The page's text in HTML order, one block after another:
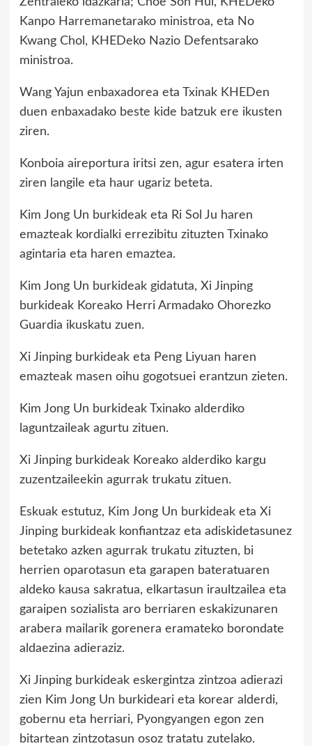
Kanpo Harremanetarako ministroa, eta No
Kwang Chol, KHEDeko Nazio Defentsarako
ministroa.
Wang Yajun enbaxadorea eta Txinak KHEDen
duen enbaxadako beste kide batzuk ere ikusten
ziren.
Konboia aireportura iritsi zen, agur esatera irten
ziren langile eta haur ugariz beteta.
Kim Jong Un burkideak eta Ri Sol Ju haren
emazteak kordialki errezibitu zituzten Txinako
agintaria eta haren emaztea.
Kim Jong Un burkideak gidatuta, Xi Jinping
burkideak Koreako Herri Armadako Ohorezko
Guardia ikuskatu zuen.
Xi Jinping burkideak eta Peng Liyuan haren
emazteak masen oihu gogotsuei erantzun zieten.
Kim Jong Un burkideak Txinako alderdiko
laguntzaileak agurtu zituen.
Xi Jinping burkideak Koreako alderdiko kargu
zuzentzaileekin agurrak trukatu zituen.
Eskuak estutuz, Kim Jong Un burkideak eta Xi
Jinping burkideak konfiantzaz eta adiskidetasunez
betetako azken agurrak trukatu zituzten, bi
herrien oparotasun eta garapen bateratuaren
aldeko kausa sakratua, elkartasun iraultzailea eta
garaipen sozialista aro berriaren eskakizunaren
arabera mailarik gorenera eramateko borondate
aldaezina adieraziz.
Xi Jinping burkideak eskergintza zintzoa adierazi
zien Kim Jong Un burkideari eta korear alderdi,
gobernu eta herriari, Pyongyangen egon zen
bitartean zintzotasun osoz tratatu zutelako.